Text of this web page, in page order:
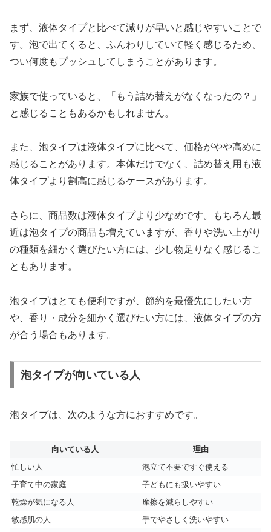
まず、液体タイプと比べて減りが早いと感じやすいことで
す。泡で出てくると、ふんわりしていて軽く感じるため、
つい何度もプッシュしてしまうことがあります。
家族で使っていると、「もう詰め替えがなくなったの？」
と感じることもあるかもしれません。
また、泡タイプは液体タイプに比べて、価格がやや高めに
感じることがあります。本体だけでなく、詰め替え用も液
体タイプより割高に感じるケースがあります。
さらに、商品数は液体タイプより少なめです。もちろん最
近は泡タイプの商品も増えていますが、香りや洗い上がり
の種類を細かく選びたい方には、少し物足りなく感じるこ
ともあります。
泡タイプはとても便利ですが、節約を最優先にしたい方
や、香り・成分を細かく選びたい方には、液体タイプの方
が合う場合もあります。
泡タイプが向いている人
泡タイプは、次のような方におすすめです。
向いている人
理由
忙しい人
泡立て不要ですぐ使える
子育て中の家庭
子どもにも扱いやすい
乾燥が気になる人
摩擦を減らしやすい
敏感肌の人
手でやさしく洗いやすい